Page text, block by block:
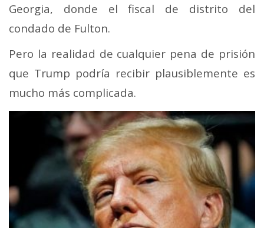
Georgia, donde el fiscal de distrito del
condado de Fulton.
Pero la realidad de cualquier pena de prisión
que Trump podría recibir plausiblemente es
mucho más complicada.